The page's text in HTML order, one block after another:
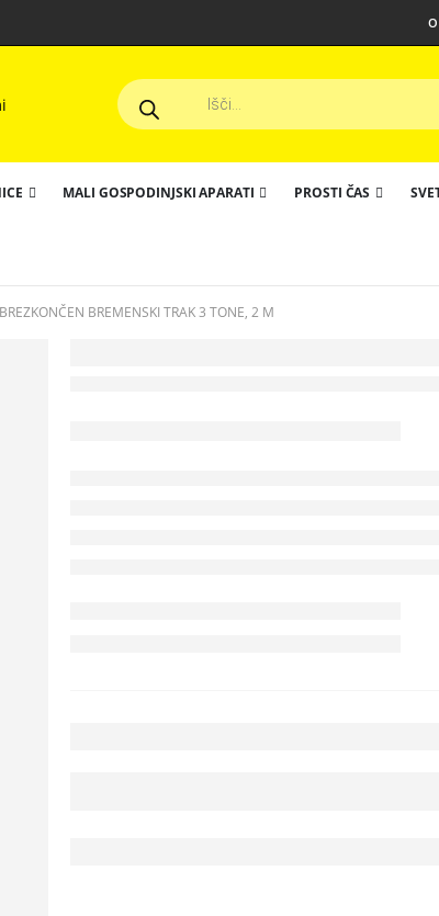
Products
search
MALI GOSPODINJSKI APARATI PROSTI ČAS
BREZKONČEN BREMENSKI TRAK 3 TONE, 2 M